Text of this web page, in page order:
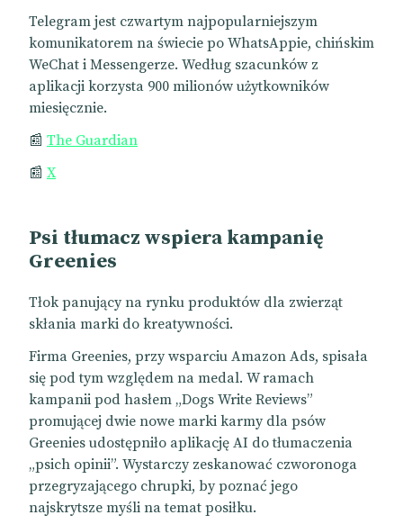
Telegram jest czwartym najpopularniejszym
komunikatorem na świecie po WhatsAppie, chińskim
WeChat i Messengerze. Według szacunków z
aplikacji korzysta 900 milionów użytkowników
miesięcznie.
📰 The Guardian
📰 X
Psi tłumacz wspiera kampanię
Greenies
Tłok panujący na rynku produktów dla zwierząt
skłania marki do kreatywności.
Firma Greenies, przy wsparciu Amazon Ads, spisała
się pod tym względem na medal. W ramach
kampanii pod hasłem „Dogs Write Reviews”
promującej dwie nowe marki karmy dla psów
Greenies udostępniło aplikację AI do tłumaczenia
„psich opinii”. Wystarczy zeskanować czworonoga
przegryzającego chrupki, by poznać jego
najskrytsze myśli na temat posiłku.